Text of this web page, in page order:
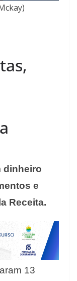
dinheiro
e
Receita.
13